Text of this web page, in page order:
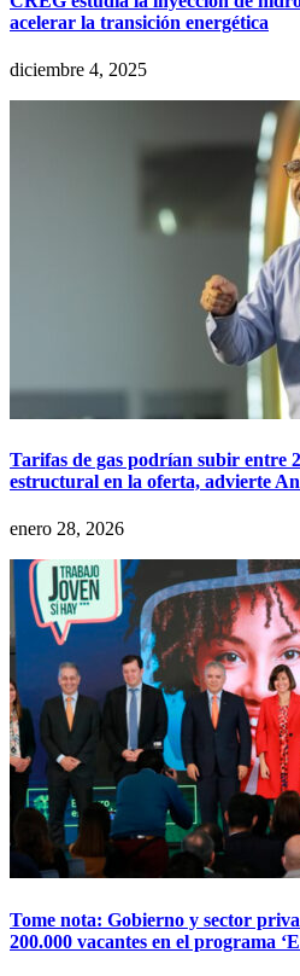
acelerar la transición energética
diciembre 4, 2025
Tarifas de gas podrían subir entre
estructural en la oferta, advierte
enero 28, 2026
Tome nota: Gobierno y sector
200.000 vacantes en el programa